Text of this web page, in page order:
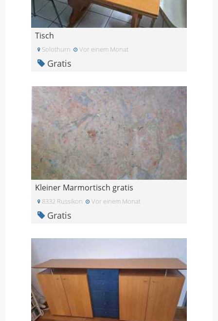
Tisch
Solothurn Vor einem Monat
Gratis
Kleiner Marmortisch gratis
8332 Russikon Vor einem Monat
Gratis